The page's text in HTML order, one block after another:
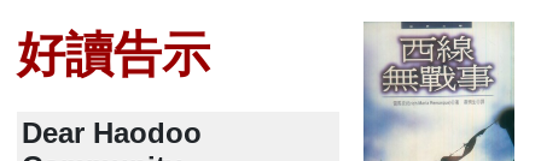
好讀告示
Dear Haodoo